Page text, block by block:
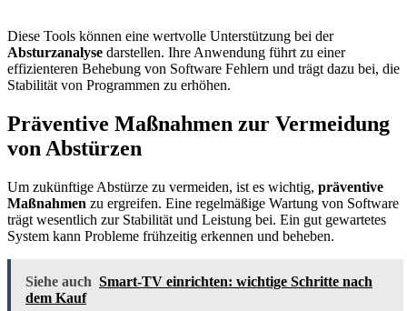
Diese Tools können eine wertvolle Unterstützung bei der
Absturzanalyse darstellen. Ihre Anwendung führt zu einer
effizienteren Behebung von Software Fehlern und trägt dazu bei, die
Stabilität von Programmen zu erhöhen.
Präventive Maßnahmen zur Vermeidung
von Abstürzen
Um zukünftige Abstürze zu vermeiden, ist es wichtig, präventive
Maßnahmen zu ergreifen. Eine regelmäßige Wartung von Software
trägt wesentlich zur Stabilität und Leistung bei. Ein gut gewartetes
System kann Probleme frühzeitig erkennen und beheben.
Siehe auch Smart-TV einrichten: wichtige Schritte nach
dem Kauf